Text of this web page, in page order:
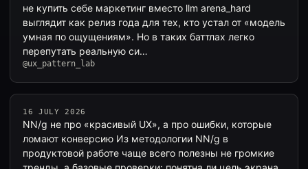
не купить себе маркетинг вместо llm arena_hard
выглядит как релиз года для тех, кто устал от «модель
умная по ощущениям». Но в таких баттлах легко
перепутать реальную си…
@ux_pattern_lab
16 JULY 2026
NN/g не про «красивый UX», а про ошибки, которые
ломают конверсию Из методологии NN/g в
продуктовой работе чаще всего полезны не громкие